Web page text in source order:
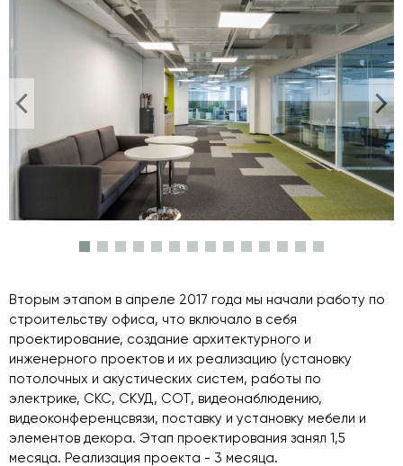
Вторым этапом в апреле 2017 года мы начали работу по
строительству офиса, что включало в себя
проектирование, создание архитектурного и
инженерного проектов и их реализацию (установку
потолочных и акустических систем, работы по
электрике, СКС, СКУД, СОТ, видеонаблюдению,
видеоконференцсвязи, поставку и установку мебели и
элементов декора. Этап проектирования занял 1,5
месяца. Реализация проекта - 3 месяца.